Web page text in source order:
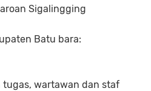
Sigalingging
Batu bara:
tugas, wartawan dan staf